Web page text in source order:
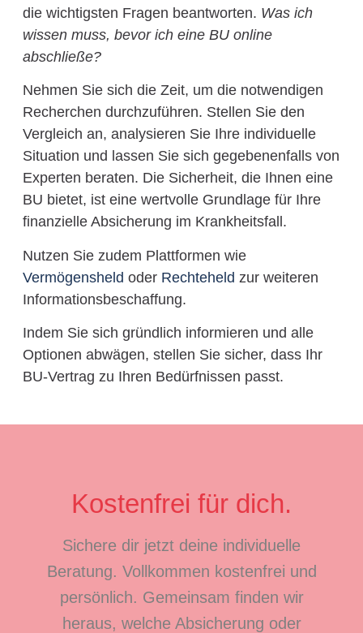
die wichtigsten Fragen beantworten. Was ich
wissen muss, bevor ich eine BU online
abschließe?
Nehmen Sie sich die Zeit, um die notwendigen
Recherchen durchzuführen. Stellen Sie den
Vergleich an, analysieren Sie Ihre individuelle
Situation und lassen Sie sich gegebenenfalls von
Experten beraten. Die Sicherheit, die Ihnen eine
BU bietet, ist eine wertvolle Grundlage für Ihre
finanzielle Absicherung im Krankheitsfall.
Nutzen Sie zudem Plattformen wie
Vermögensheld oder Rechteheld zur weiteren
Informationsbeschaffung.
Indem Sie sich gründlich informieren und alle
Optionen abwägen, stellen Sie sicher, dass Ihr
BU-Vertrag zu Ihren Bedürfnissen passt.
Kostenfrei für dich.
Sichere dir jetzt deine individuelle
Beratung. Vollkommen kostenfrei und
persönlich. Gemeinsam finden wir
heraus, welche Absicherung oder